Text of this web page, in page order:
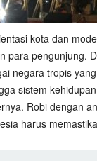
kota dan
para pengunjung.
negara tropis
sistem
Robi dengan
harus